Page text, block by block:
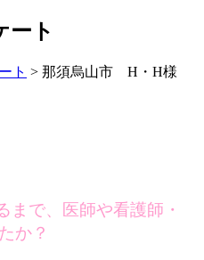
ート
ト > 那須烏山市 H・H様
まで、医師や看護師・
か？